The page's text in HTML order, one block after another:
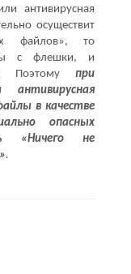
антивирусная
осуществит
файлов», то
с флешки, и
Поэтомупри
антивирусная
в качестве
опасных
«Ничего не
.